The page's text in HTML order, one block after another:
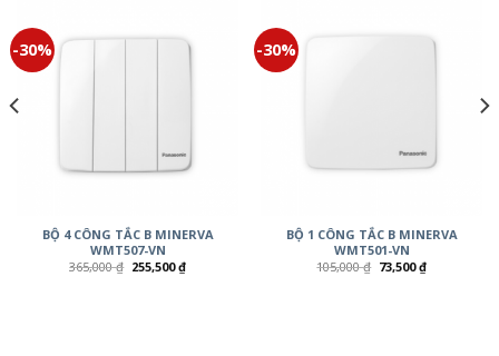
-30%
BỘ 4 CÔNG TẮC B MINERVA
WMT507-VN
365,000₫ 255,500₫
-30%
BỘ 1 CÔNG TẮC B MINERVA
WMT501-VN
105,000₫ 73,500₫